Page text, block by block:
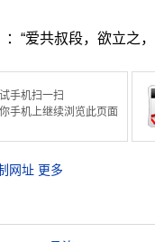
“爱共叔段，欲立之，
手机扫一扫
手机上继续浏览此页面
网址 更多